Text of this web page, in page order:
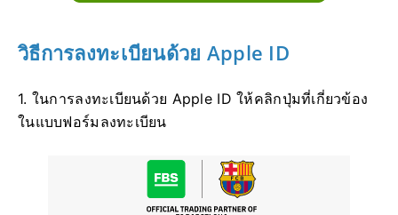
วิธีการลงทะเบียนด้วย Apple ID
1. ในการลงทะเบียนด้วย Apple ID ให้คลิกปุ่มที่เกี่ยวข้อง
ในแบบฟอร์มลงทะเบียน